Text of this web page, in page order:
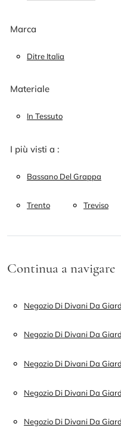
Marca
Ditre Italia
Materiale
In Tessuto
I più visti a :
Bassano Del Grappa
Trento Treviso
Continua a navigare
Negozio Di Divani Da
Negozio Di Divani Da
Negozio Di Divani Da
Negozio Di Divani Da
Negozio Di Divani Da